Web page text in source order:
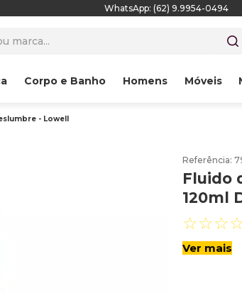
WhatsApp: (62) 9.9954-0494
Corpo e Banho Homens Móveis
- Lowell
Referência:
Fluido
120ml
☆☆☆
Ver mais